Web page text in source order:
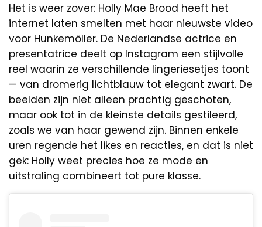
Het is weer zover: Holly Mae Brood heeft het
internet laten smelten met haar nieuwste video
voor Hunkemöller. De Nederlandse actrice en
presentatrice deelt op Instagram een stijlvolle
reel waarin ze verschillende lingeriesetjes toont
— van dromerig lichtblauw tot elegant zwart. De
beelden zijn niet alleen prachtig geschoten,
maar ook tot in de kleinste details gestileerd,
zoals we van haar gewend zijn. Binnen enkele
uren regende het likes en reacties, en dat is niet
gek: Holly weet precies hoe ze mode en
uitstraling combineert tot pure klasse.